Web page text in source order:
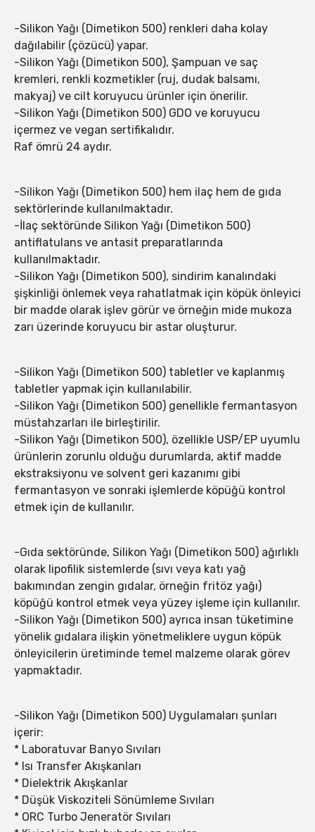
-Silikon Yağı (Dimetikon 500) renkleri daha kolay
dağılabilir (çözücü) yapar.
-Silikon Yağı (Dimetikon 500), Şampuan ve saç
kremleri, renkli kozmetikler (ruj, dudak balsamı,
makyaj) ve cilt koruyucu ürünler için önerilir.
-Silikon Yağı (Dimetikon 500) GDO ve koruyucu
içermez ve vegan sertifikalıdır.
Raf ömrü 24 aydır.
-Silikon Yağı (Dimetikon 500) hem ilaç hem de gıda
sektörlerinde kullanılmaktadır.
-İlaç sektöründe Silikon Yağı (Dimetikon 500)
antiflatulans ve antasit preparatlarında
kullanılmaktadır.
-Silikon Yağı (Dimetikon 500), sindirim kanalındaki
şişkinliği önlemek veya rahatlatmak için köpük önleyici
bir madde olarak işlev görür ve örneğin mide mukoza
zarı üzerinde koruyucu bir astar oluşturur.
-Silikon Yağı (Dimetikon 500) tabletler ve kaplanmış
tabletler yapmak için kullanılabilir.
-Silikon Yağı (Dimetikon 500) genellikle fermantasyon
müstahzarları ile birleştirilir.
-Silikon Yağı (Dimetikon 500), özellikle USP/EP uyumlu
ürünlerin zorunlu olduğu durumlarda, aktif madde
ekstraksiyonu ve solvent geri kazanımı gibi
fermantasyon ve sonraki işlemlerde köpüğü kontrol
etmek için de kullanılır.
-Gıda sektöründe, Silikon Yağı (Dimetikon 500) ağırlıklı
olarak lipofilik sistemlerde (sıvı veya katı yağ
bakımından zengin gıdalar, örneğin fritöz yağı)
köpüğü kontrol etmek veya yüzey işleme için kullanılır.
-Silikon Yağı (Dimetikon 500) ayrıca insan tüketimine
yönelik gıdalara ilişkin yönetmeliklere uygun köpük
önleyicilerin üretiminde temel malzeme olarak görev
yapmaktadır.
-Silikon Yağı (Dimetikon 500) Uygulamaları şunları
içerir:
* Laboratuvar Banyo Sıvıları
* Isı Transfer Akışkanları
* Dielektrik Akışkanlar
* Düşük Viskoziteli Sönümleme Sıvıları
* ORC Turbo Jeneratör Sıvıları